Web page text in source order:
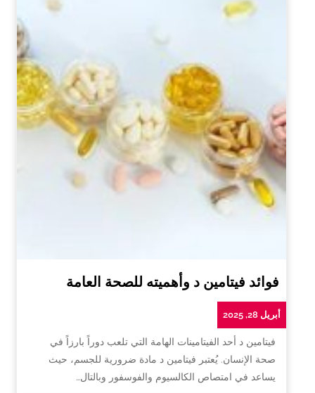
فوائد فيتامين د وأهميته للصحة العامة
أبريل 28, 2025
فيتامين د أحد الفيتامينات الهامة التي تلعب دوراً بارزاً في
صحة الإنسان. يُعتبر فيتامين د مادة ضرورية للجسم، حيث
يساعد في امتصاص الكالسيوم والفوسفور وبالتال…